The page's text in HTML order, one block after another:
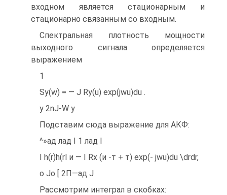
входном является стационарным и
стационарно связанным со входным.
Спектральная плотность мощности
выходного сигнала определяется
выражением
1
Sy(w) = — J Ry(u) exp(jwu)du .
y 2nJ-W y
Подставим сюда выражение для АКФ:
^»ад лад I 1 лад I
I h(r)h(rl и — I Rx (и -т + т) exp(- jwu)du \drdr,
о Jo [ 2П—ад J
Рассмотрим интеграл в скобках: